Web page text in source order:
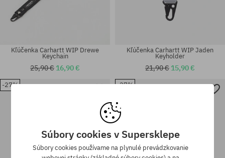
Kľúčenka Carhartt WIP Drewe
Keychain
25,90 € 16,90 €
Kľúčenka Carhartt WIP Jaden
Keyholder
21,90 € 15,90 €
-27% -27%
Súbory cookies v Supersklepe
Súbory cookies používame na plynulé prevádzkovanie